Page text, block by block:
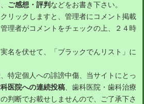
ご感想・評判 などをお書き下さい。
リックしますと、管理者にコメント掲載
理者がコメントをチェックの上、２４時
名を伏せて、「ブラックでんリスト」に
特定個人への誹謗中傷、当サイトにとっ
医院への連続投稿、歯科医院・歯科治療
判断でお載せしませんので、ご了承下さ